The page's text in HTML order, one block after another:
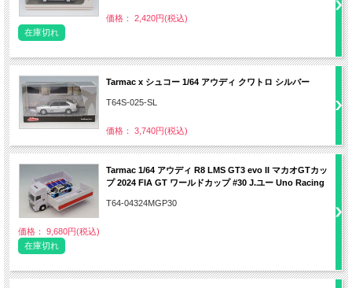
価格： 2,420円(税込)
在庫切れ
Tarmac x シュコー 1/64 アウディ クワトロ シルバー
T64S-025-SL
価格： 3,740円(税込)
Tarmac 1/64 アウディ R8 LMS GT3 evo II マカオGTカッ
プ 2024 FIA GT ワールドカップ #30 J.ユー Uno Racing
T64-04324MGP30
価格： 9,680円(税込)
在庫切れ